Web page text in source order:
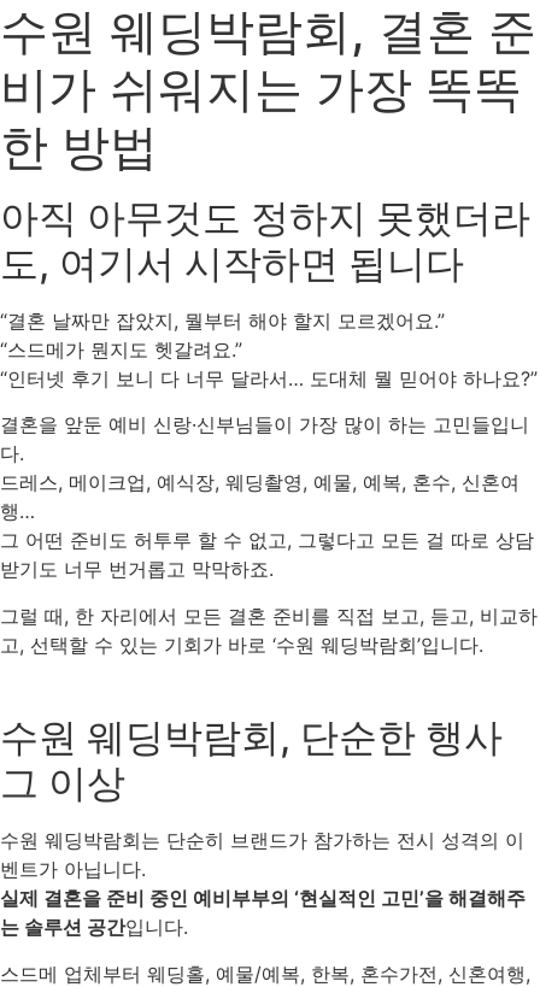
수원 웨딩박람회, 결혼 준
비가 쉬워지는 가장 똑똑
한 방법
아직 아무것도 정하지 못했더라
도, 여기서 시작하면 됩니다
“결혼 날짜만 잡았지, 뭘부터 해야 할지 모르겠어요.”
“스드메가 뭔지도 헷갈려요.”
“인터넷 후기 보니 다 너무 달라서… 도대체 뭘 믿어야 하나요?”
결혼을 앞둔 예비 신랑·신부님들이 가장 많이 하는 고민들입니
다.
드레스, 메이크업, 예식장, 웨딩촬영, 예물, 예복, 혼수, 신혼여
행…
그 어떤 준비도 허투루 할 수 없고, 그렇다고 모든 걸 따로 상담
받기도 너무 번거롭고 막막하죠.
그럴 때, 한 자리에서 모든 결혼 준비를 직접 보고, 듣고, 비교하
고, 선택할 수 있는 기회가 바로 ‘수원 웨딩박람회’입니다.
수원 웨딩박람회, 단순한 행사
그 이상
수원 웨딩박람회는 단순히 브랜드가 참가하는 전시 성격의 이
벤트가 아닙니다.
실제 결혼을 준비 중인 예비부부의 ‘현실적인 고민’을 해결해주
는 솔루션 공간입니다.
스드메 업체부터 웨딩홀, 예물/예복, 한복, 혼수가전, 신혼여행,